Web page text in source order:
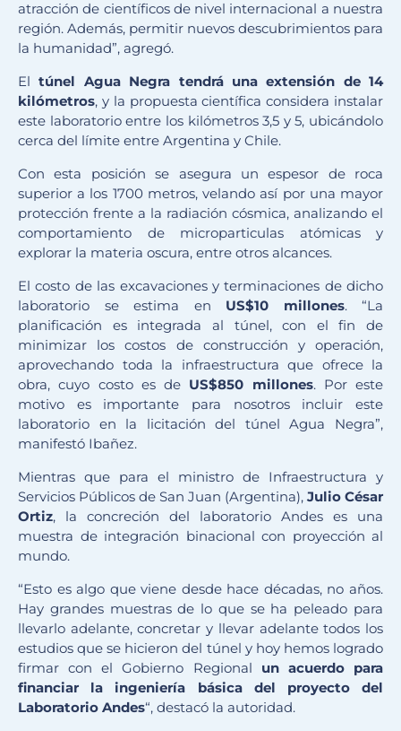
atracción de científicos de nivel internacional a nuestra
región. Además, permitir nuevos descubrimientos para
la humanidad”, agregó.
Eltúnel Agua Negra tendrá una extensión de 14
kilómetros, y la propuesta científica considera instalar
este laboratorio entre los kilómetros 3,5 y 5, ubicándolo
cerca del límite entre Argentina y Chile.
Con esta posición se asegura un espesor de roca
superior a los 1700 metros, velando así por una mayor
protección frente a la radiación cósmica, analizando el
comportamiento de microparticulas atómicas y
explorar la materia oscura, entre otros alcances.
El costo de las excavaciones y terminaciones de dicho
laboratorio se estima en US$10 millones. “La
planificación es integrada al túnel, con el fin de
minimizar los costos de construcción y operación,
aprovechando toda la infraestructura que ofrece la
obra, cuyo costo es de US$850 millones. Por este
motivo es importante para nosotros incluir este
laboratorio en la licitación del túnel Agua Negra”,
manifestó Ibañez.
Mientras que para el ministro de Infraestructura y
Servicios Públicos de San Juan (Argentina), Julio César
Ortiz, la concreción del laboratorio Andes es una
muestra de integración binacional con proyección al
mundo.
“Esto es algo que viene desde hace décadas, no años.
Hay grandes muestras de lo que se ha peleado para
llevarlo adelante, concretar y llevar adelante todos los
estudios que se hicieron del túnel y hoy hemos logrado
firmar con el Gobierno Regional un acuerdo para
financiar la ingeniería básica del proyecto del
Laboratorio Andes“, destacó la autoridad.